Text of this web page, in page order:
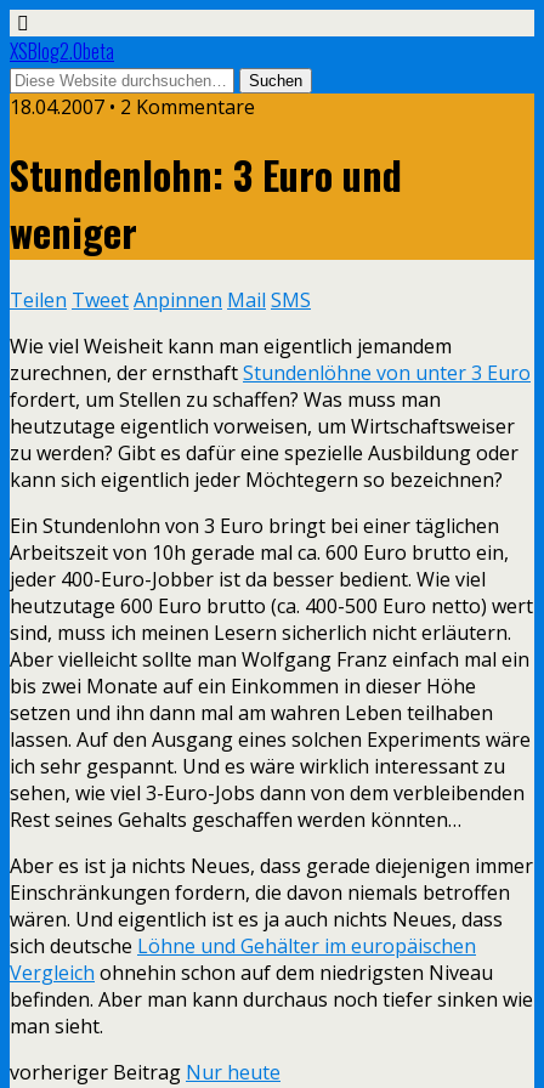
XSBlog2.0beta
18.04.2007 • 2 Kommentare
Stundenlohn: 3 Euro und
weniger
Teilen TweetAnpinnen Mail SMS
Wie viel Weisheit kann man eigentlich jemandem
zurechnen, der ernsthaftStundenlöhne von unter 3 Euro
fordert, um Stellen zu schaffen? Was muss man
heutzutage eigentlich vorweisen, um Wirtschaftsweiser
zu werden? Gibt es dafür eine spezielle Ausbildung oder
kann sich eigentlich jeder Möchtegern so bezeichnen?
Ein Stundenlohn von 3 Euro bringt bei einer täglichen
Arbeitszeit von 10h gerade mal ca. 600 Euro brutto ein,
jeder 400-Euro-Jobber ist da besser bedient. Wie viel
heutzutage 600 Euro brutto (ca. 400-500 Euro netto) wert
sind, muss ich meinen Lesern sicherlich nicht erläutern.
Aber vielleicht sollte man Wolfgang Franz einfach mal ein
bis zwei Monate auf ein Einkommen in dieser Höhe
setzen und ihn dann mal am wahren Leben teilhaben
lassen. Auf den Ausgang eines solchen Experiments wäre
ich sehr gespannt. Und es wäre wirklich interessant zu
sehen, wie viel 3-Euro-Jobs dann von dem verbleibenden
Rest seines Gehalts geschaffen werden könnten…
Aber es ist ja nichts Neues, dass gerade diejenigen immer
Einschränkungen fordern, die davon niemals betroffen
wären. Und eigentlich ist es ja auch nichts Neues, dass
sich deutsche Löhne und Gehälter im europäischen
Vergleich ohnehin schon auf dem niedrigsten Niveau
befinden. Aber man kann durchaus noch tiefer sinken wie
man sieht.
vorheriger Beitrag Nur heute